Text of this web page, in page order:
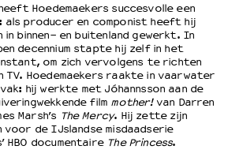
vrijheid – VNPF
Hoedemaekers succesvolle een
als producer en componist heeft hij
binnen- en buitenland gewerkt. In
decennium stapte hij zelf in het
om zich vervolgens te richten
TV. Hoedemaekers raakte in vaarwater
hij werkte met Jóhannsson aan de
film mother!van Darren
Marsh’s The Mercy. Hij zette zijn
de IJslandse misdaadserie
HBO documentaire The Princess.